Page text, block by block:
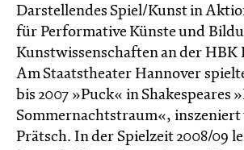
Darstellendes Spiel/Kunst in
für Performative Künste und
Kunstwissenschaften an der HBK
Am Staatstheater Hannover
bis 2007 »Puck« in Shakespeares
Sommernachtstraum«, inszeniert
Prätsch. In der Spielzeit 2008/09